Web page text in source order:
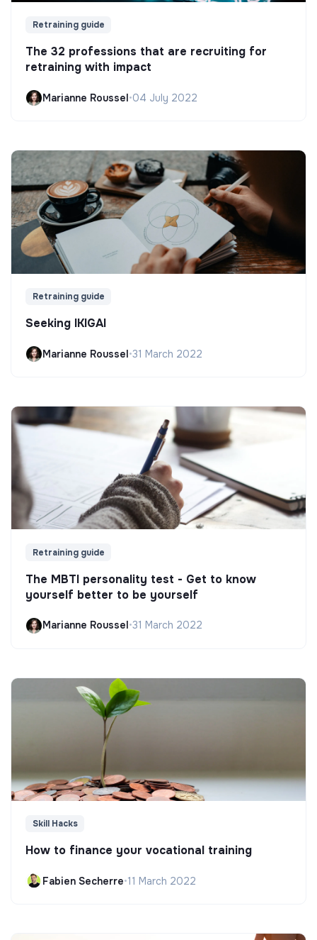
Retraining guide
The 32 professions that are recruiting for
retraining with impact
Marianne Roussel•04 July 2022
Retraining guide
Seeking IKIGAI
Marianne Roussel•31 March 2022
Retraining guide
The MBTI personality test - Get to know
yourself better to be yourself
Marianne Roussel •31 March 2022
Skill Hacks
How to finance your vocational training
Fabien Secherre•11 March 2022